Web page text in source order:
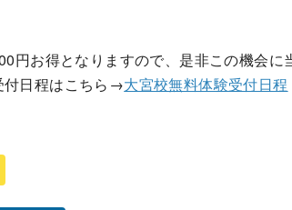
円お得となりますので、是非この機会に
付日程はこちら→大宮校無料体験受付日程